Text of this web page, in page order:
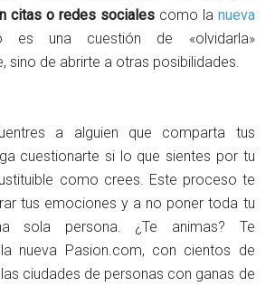
citas o redes socialescomo la nueva
es una cuestión de «olvidarla»
sino de abrirte a otras posibilidades.
a alguien que comparta tus
cuestionarte si lo que sientes por tu
como crees. Este proceso te
tus emociones y a no poner toda tu
sola persona. ¿Te animas? Te
nueva Pasion.com, con cientos de
ciudades de personas con ganas de